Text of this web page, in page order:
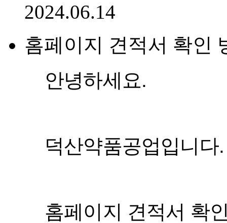
2024.06.14
홈페이지 견적서 확인
안녕하세요.
덕산약품공업입니다.
홈페이지 견적서 확